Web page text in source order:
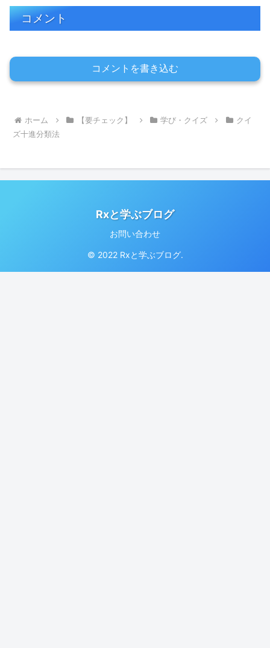
コメント
コメントを書き込む
ホーム 【要チェック】 学び・クイズ
クイ
ズ十進分類法
Rxと学ぶブログ
お問い合わせ
© 2022 Rxと学ぶブログ.